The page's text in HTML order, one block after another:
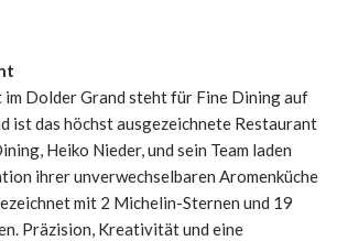
im Dolder Grand steht für Fine Dining auf
ist das höchst ausgezeichnete Restaurant
Heiko Nieder, und sein Team laden
ihrer unverwechselbaren Aromenküche
mit 2 Michelin-Sternen und 19
Präzision, Kreativität und eine